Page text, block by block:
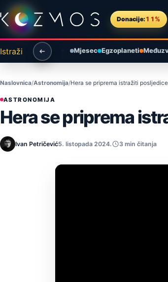
Preskoči na sadržaj
Donacije: 11%
Istraži Mjesec Egzoplaneti
Naslovnica Astronomija Hera se priprema istražiti
ASTRONOMIJA
Hera se priprema
Ivan Petričević5. listopada 2024. 3 min čitanja